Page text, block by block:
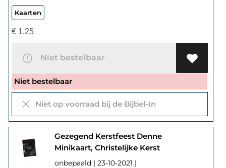
Kaarten
€1,25
Niet bestelbaar
Niet bestelbaar
Niet op voorraad bij de Bijbel-In
Gezegend Kerstfeest Denne
Minikaart, Christelijke Kerst
onbepaald | 23-10-2021 |